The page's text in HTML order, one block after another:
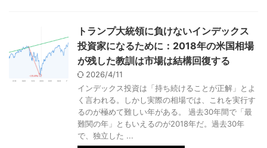
トランプ大統領に負けないインデックス
投資家になるために：2018年の米国相場
が残した教訓は市場は結構回復する
2026/4/11
インデックス投資は「持ち続けることが正解」とよ
く言われる。しかし実際の相場では、これを実行す
るのが極めて難しい年がある。 過去30年間で「最
難関の年」ともいえるのが2018年だ。過去30年
で、独立した ...